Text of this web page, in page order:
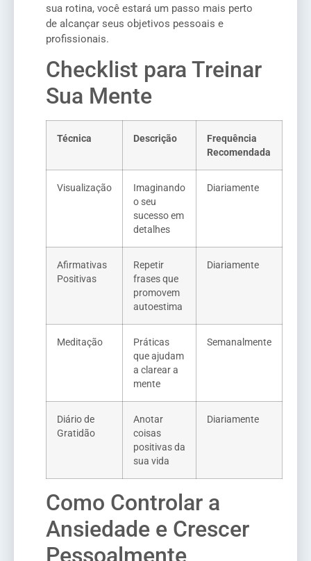
sua rotina, você estará um passo mais perto
de alcançar seus objetivos pessoais e
profissionais.
Checklist para Treinar
Sua Mente
Técnica Descrição
Frequência
Recomendada
Visualização
Imaginando
o seu
sucesso em
detalhes
Diariamente
Afirmativas
Positivas
Repetir
frases que
promovem
autoestima
Diariamente
Meditação
Práticas
que ajudam
a clarear a
mente
Semanalmente
Diário de
Gratidão
Anotar
coisas
positivas da
sua vida
Diariamente
Como Controlar a
Ansiedade e Crescer
Pessoalmente